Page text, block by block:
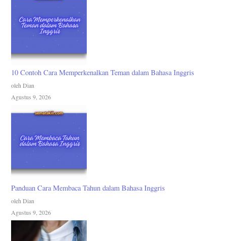
10 Contoh Cara Memperkenalkan Teman dalam Bahasa Inggris
oleh Dian
Agustus 9, 2026
Panduan Cara Membaca Tahun dalam Bahasa Inggris
oleh Dian
Agustus 9, 2026